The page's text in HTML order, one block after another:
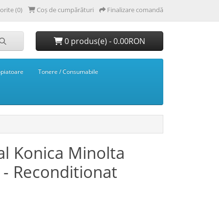
(0) Coș de cumpărături Finalizare comandă
0 produs(e) - 0.00RON
Tonere / Consumabile
Konica Minolta
Reconditionat